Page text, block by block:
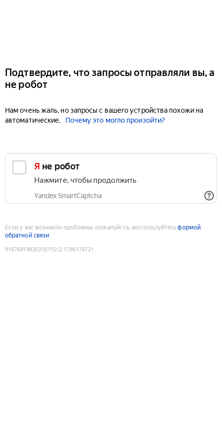
Подтвердите, что запросы отправляли вы, а
не робот
Нам очень жаль, но запросы с вашего устройства похожи на
автоматические.
Почему это могло произойти?
Я не робот
Нажмите, чтобы продолжить
Yandex SmartCaptcha
Если у вас возникли проблемы, пожалуйста, воспользуйтесьформой
обратной связи
9187691983531871512:1786174721